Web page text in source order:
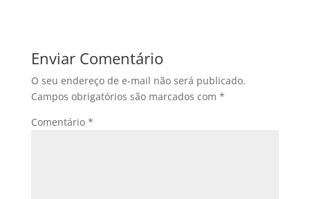
Enviar Comentário
O seu endereço de e-mail não será publicado.
Campos obrigatórios são marcados com *
Comentário *